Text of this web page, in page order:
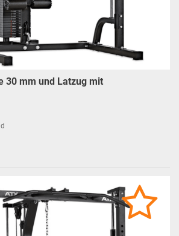
30 mm und Latzug mit